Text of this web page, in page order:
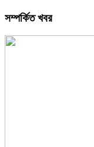
সম্পর্কিত খবর